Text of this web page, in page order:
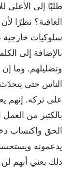
طلبًا إلى الأعلى
العاقبة؟ نظرًا
سلوكيات
بالإضافة إلى
وتضليلهم. وما
الناس حتى يتحدّث
على تركه. إنهم
بالكثير من
الحق واكتساب
يدعمونه
ذلك يعني أنهم